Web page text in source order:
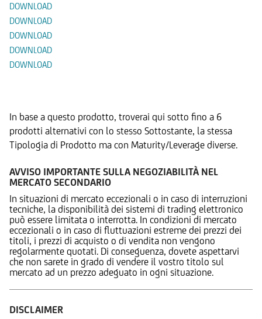
DOWNLOAD
DOWNLOAD
DOWNLOAD
DOWNLOAD
DOWNLOAD
In base a questo prodotto, troverai qui sotto fino a 6
prodotti alternativi con lo stesso Sottostante, la stessa
Tipologia di Prodotto ma con Maturity/Leverage diverse.
AVVISO IMPORTANTE SULLA NEGOZIABILITÀ NEL
MERCATO SECONDARIO
In situazioni di mercato eccezionali o in caso di interruzioni
tecniche, la disponibilità dei sistemi di trading elettronico
può essere limitata o interrotta. In condizioni di mercato
eccezionali o in caso di fluttuazioni estreme dei prezzi dei
titoli, i prezzi di acquisto o di vendita non vengono
regolarmente quotati. Di conseguenza, dovete aspettarvi
che non sarete in grado di vendere il vostro titolo sul
mercato ad un prezzo adeguato in ogni situazione.
DISCLAIMER